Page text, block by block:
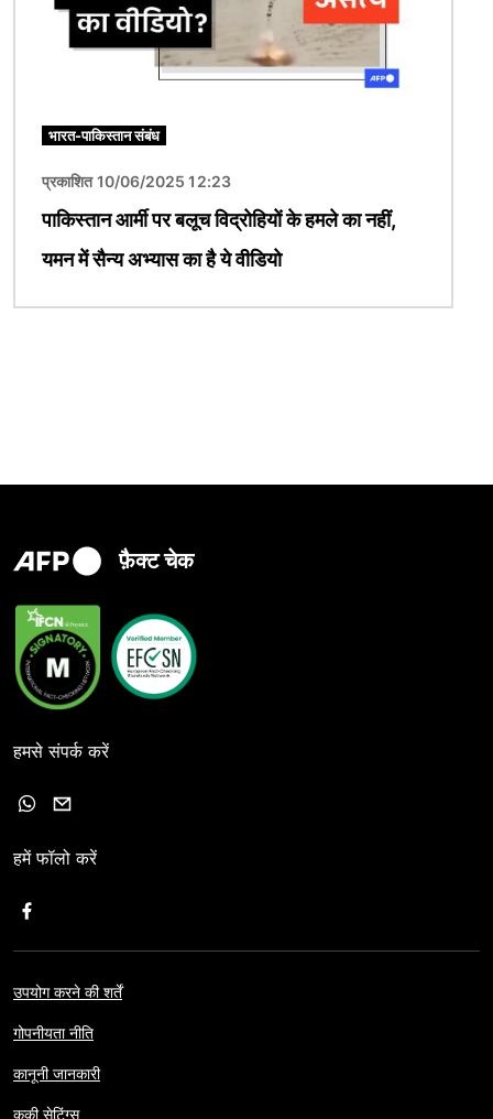
भारत-पाकिस्तान संबंध
प्रकाशित 10/06/2025 12:23
पाकिस्तान आर्मी पर बलूच विद्रोहियों के हमले का नहीं,
यमन में सैन्य अभ्यास का है ये वीडियो
फ़ैक्ट चेक
हमसे संपर्क करें
हमें फॉलो करें
उपयोग करने की शर्तें
गोपनीयता नीति
कानूनी जानकारी
कुकी सेटिंग्स